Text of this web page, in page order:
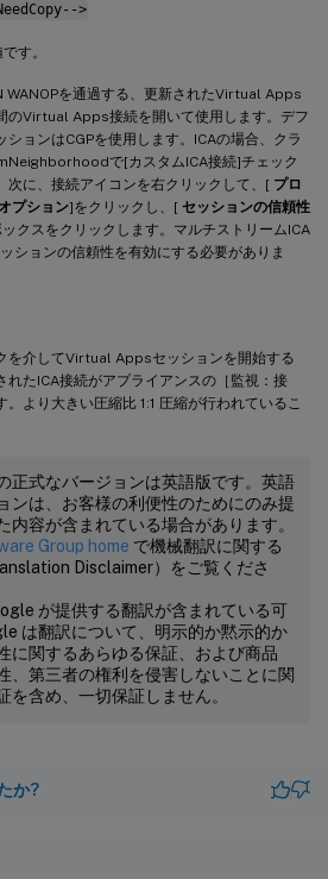
>
す。
WANOPを通過する、更新されたVirtual Apps
のVirtual Apps接続を開いて使用します。デフ
ションはCGPを使用します。ICAの場合、クラ
で[カスタムICA接続]チェック
次に、接続アイコンを右クリックして、[ プロ
オプション]をクリックし、[ セッションの信頼性
クスをクリックします。マルチストリームICA
ションの信頼性を有効にする必要がありま
を介してVirtual Appsセッションを開始する
れたICA接続がアプライアンスの［監視：接
より大きい圧縮比 1:1 圧縮が行われているこ
正式なバージョンは英語版です。英語
ンは、お客様の利便性のためにのみ提
内容が含まれている場合があります。
Group home で機械翻訳に関する
Disclaimer）をご覧くださ
が提供する翻訳が含まれている可
は翻訳について、明示的か黙示的か
に関するあらゆる保証、および商品
、第三者の権利を侵害しないことに関
を含め、一切保証しません。
か?